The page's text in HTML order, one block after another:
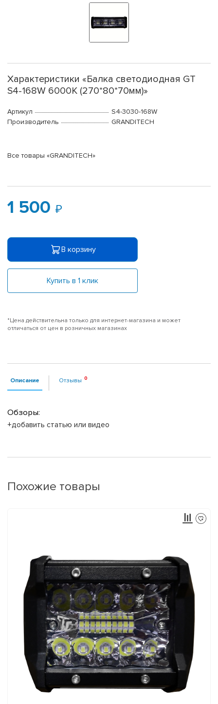
Характеристики «Балка светодиодная GT
S4-168W 6000K (270*80*70мм)»
Артикул
S4-3030-168W
Производитель
GRANDITECH
Все товары «GRANDITECH»
1 500
В корзину
Купить в 1 клик
*Цена действительна только для интернет-магазина и может
отличаться от цен в розничных магазинах
Описание Отзывы
Обзоры:
+добавить статью или видео
Похожие товары